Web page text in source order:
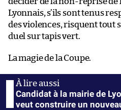
Lyonnais, s’ils sont tenus
des violences, risquent tout
duel sur tapis vert.
La magie de la Coupe.
Candidat à la mairie de
veut construire un